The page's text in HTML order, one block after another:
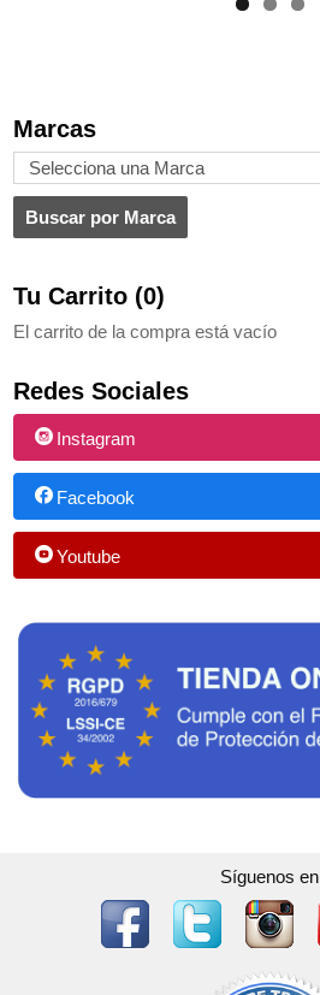
Marcas
Tu Carrito (0)
El carrito de la compra está vacío
Redes Sociales
Instagram
Facebook
Youtube
Síguenos en